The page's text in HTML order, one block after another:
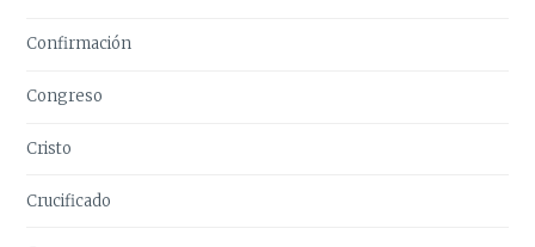
Confirmación
Congreso
Cristo
Crucificado